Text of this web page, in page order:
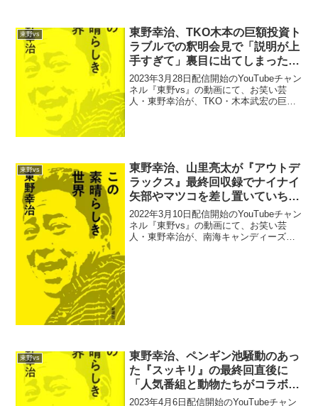
東野vs
東野幸治、TKO木本の巨額投資ト
ラブルでの釈明会見で「説明が上
手すぎて」裏目に出てしまった原
因
2023年3月28日配信開始のYouTubeチャン
ネル『東野vs』の動画にて、お笑い芸
人・東野幸治が、TKO・木本武宏の巨額
東野vs
東野幸治、山里亮太が『アウトデ
ラックス』最終回収録でナイナイ
矢部やマツコを差し置いていち早
くスタジオを出てきたと暴露「ト
ップバッターでしたよ、出てくん
の」
2022年3月10日配信開始のYouTubeチャン
ネル『東野vs』の動画にて、お笑い芸
人・東野幸治が、南海キャンディーズ・
東野vs
東野幸治、ペンギン池騒動のあっ
た『スッキリ』の最終回直後に
「人気番組と動物たちがコラボ」
というCMが流れたことで違和感
2023年4月6日配信開始のYouTubeチャン